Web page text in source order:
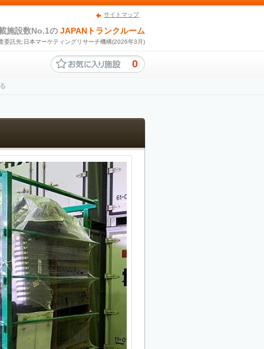
サイトマップ
施設数No.1の JAPANトランクルーム
委託先:日本マーケティングリサーチ機構(2026年3月)
0